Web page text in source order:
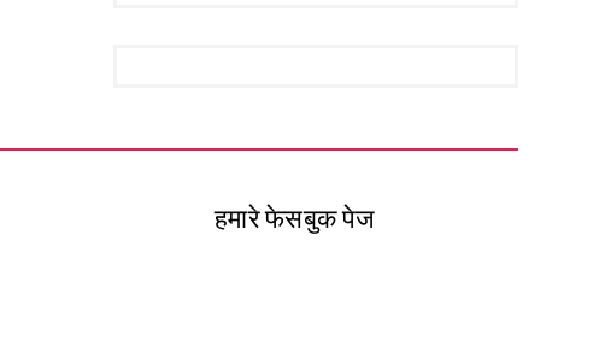
हमारे फेसबुक पेज